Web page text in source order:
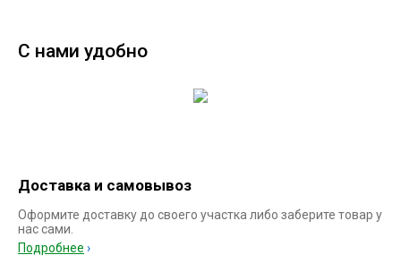
С нами удобно
Доставка и самовывоз
Оформите доставку до своего участка либо заберите товар у
нас сами.
Подробнее